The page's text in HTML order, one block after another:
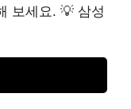
보세요. 💡 삼성